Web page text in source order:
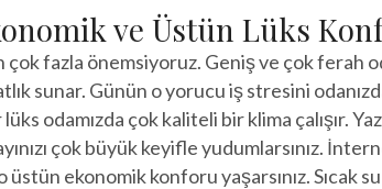
ve Üstün Lüks
fazla önemsiyoruz. Geniş ve çok ferah
sunar. Günün o yorucu iş stresini
odamızda çok kaliteli bir klima çalışır.
çok büyük keyifle yudumlarsınız.
üstün ekonomik konforu yaşarsınız. Sıcak